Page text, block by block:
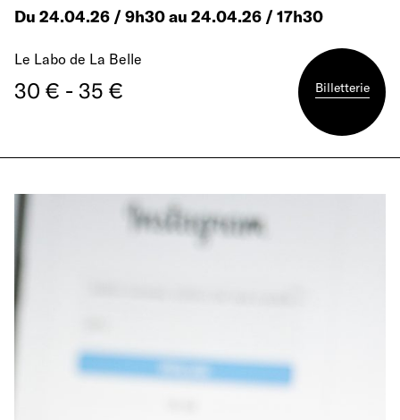
Du 24.04.26 / 9h30 au 24.04.26 / 17h30
Le Labo de La Belle
30 € - 35 € Billetterie